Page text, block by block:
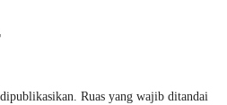
Ruas yang wajib ditandai